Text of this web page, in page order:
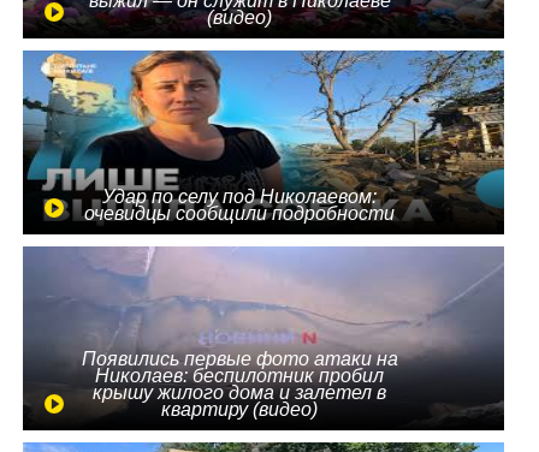
(видео)
Удар по селу под Николаевом:
очевидцы сообщили подробности
Появились первые фото атаки на
Николаев: беспилотник пробил
крышу жилого дома и залетел в
квартиру (видео)